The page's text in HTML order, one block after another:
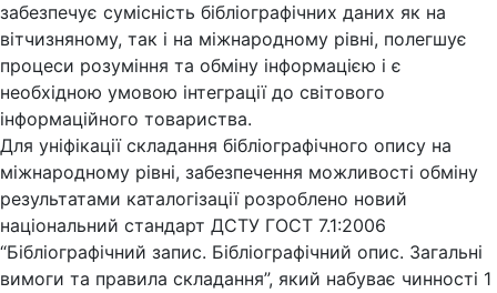
забезпечує сумісність бібліографічних даних як на
вітчизняному, так і на міжнародному рівні, полегшує
процеси розуміння та обміну інформацією і є
необхідною умовою інтеграції до світового
інформаційного товариства.
Для уніфікації складання бібліографічного опису на
міжнародному рівні, забезпечення можливості обміну
результатами каталогізації розроблено новий
національний стандарт ДСТУ ГОСТ 7.1:2006
“Бібліографічний запис. Бібліографічний опис. Загальні
вимоги та правила складання”, який набуває чинності 1